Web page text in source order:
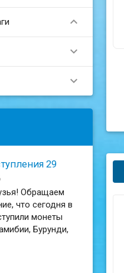



29
Обращаем
что сегодня в
монеты
Бурунди,